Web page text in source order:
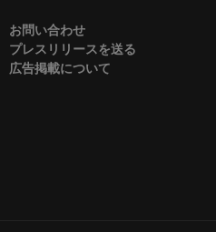
お問い合わせ
プレスリリースを送る
広告掲載について